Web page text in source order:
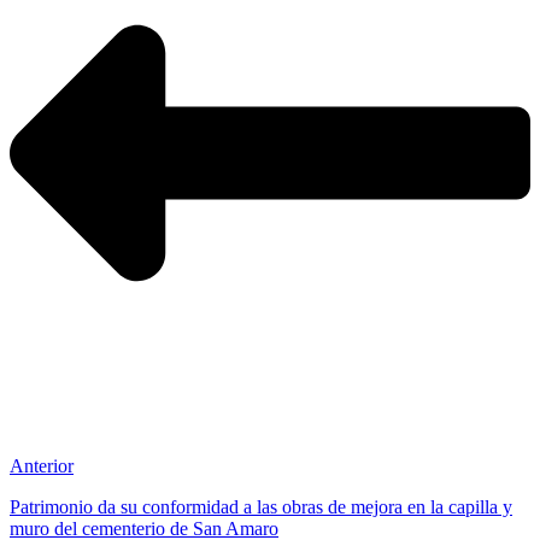
Anterior
Patrimonio da su conformidad a las obras de mejora en la capilla y
muro del cementerio de San Amaro